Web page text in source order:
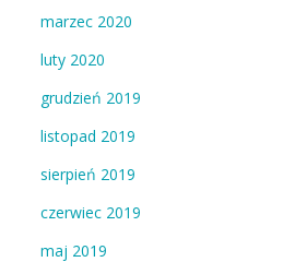
marzec 2020
luty 2020
grudzień 2019
listopad 2019
sierpień 2019
czerwiec 2019
maj 2019